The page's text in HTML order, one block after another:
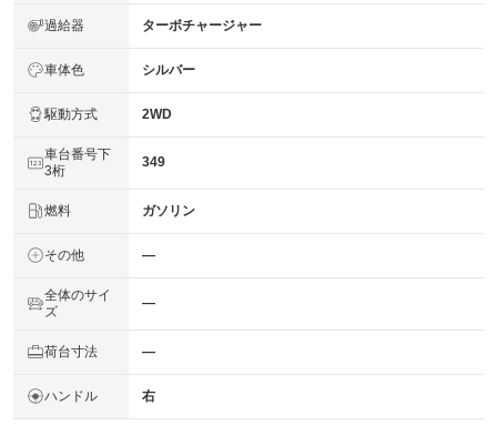
過給器 ターボチャージャー
車体色 シルバー
駆動方式 2WD
車台番号下
3桁
349
燃料 ガソリン
その他 ―
全体のサイ
ズ
―
荷台寸法 ―
ハンドル 右